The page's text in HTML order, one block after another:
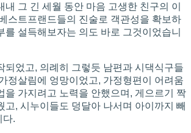
내 그 긴 세월 동안 마음 고생한 친구의 이
스트프랜드들의 진술로 객관성을 확보하
를 설득해보자는 의도 바로 그것이었습니
되었고, 의례히 그렇듯 남편과 시댁식구들
정살림에 엉망이었고, 가정형편이 어려움
을 가지려고 노력을 안했으며, 게으르기 짝
고, 시누이들도 덩달아 나서며 아이까지 빼
다.